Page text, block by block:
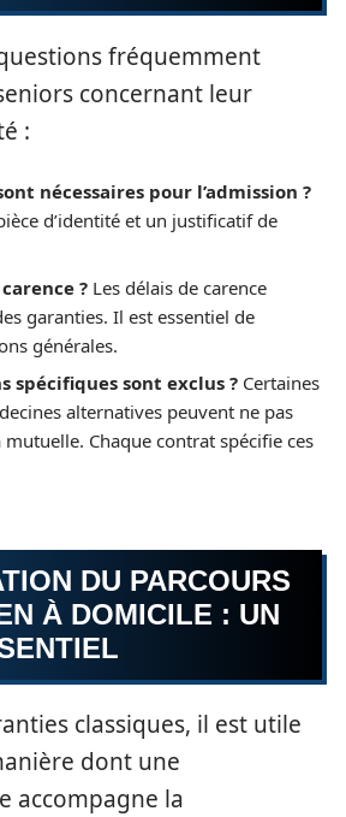
fréquemment
concernant leur
:
nécessaires pour l’admission ?
d’identité et un justificatif de
? Les délais de carence
garanties. Il est essentiel de
générales.
spécifiques sont exclus ? Certaines
alternatives peuvent ne pas
Chaque contrat spécifie ces
DU PARCOURS
À DOMICILE : UN
classiques, il est utile
dont une
accompagne la